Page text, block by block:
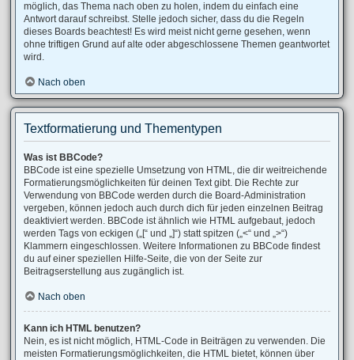
möglich, das Thema nach oben zu holen, indem du einfach eine
Antwort darauf schreibst. Stelle jedoch sicher, dass du die Regeln
dieses Boards beachtest! Es wird meist nicht gerne gesehen, wenn
ohne triftigen Grund auf alte oder abgeschlossene Themen geantwortet
wird.
Nach oben
Textformatierung und Thementypen
Was ist BBCode?
BBCode ist eine spezielle Umsetzung von HTML, die dir weitreichende
Formatierungsmöglichkeiten für deinen Text gibt. Die Rechte zur
Verwendung von BBCode werden durch die Board-Administration
vergeben, können jedoch auch durch dich für jeden einzelnen Beitrag
deaktiviert werden. BBCode ist ähnlich wie HTML aufgebaut, jedoch
werden Tags von eckigen („[“ und „]“) statt spitzen („<“ und „>“)
Klammern eingeschlossen. Weitere Informationen zu BBCode findest
du auf einer speziellen Hilfe-Seite, die von der Seite zur
Beitragserstellung aus zugänglich ist.
Nach oben
Kann ich HTML benutzen?
Nein, es ist nicht möglich, HTML-Code in Beiträgen zu verwenden. Die
meisten Formatierungsmöglichkeiten, die HTML bietet, können über